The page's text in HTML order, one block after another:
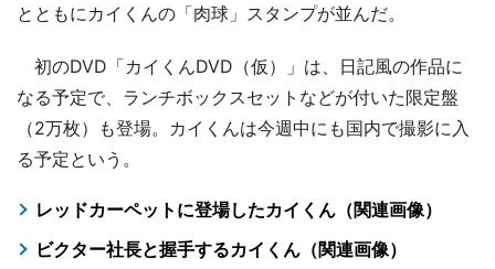
とともにカイくんの「肉球」スタンプが並んだ。
初のDVD「カイくんDVD（仮）」は、日記風の作品に
なる予定で、ランチボックスセットなどが付いた限定盤
（2万枚）も登場。カイくんは今週中にも国内で撮影に入
る予定という。
レッドカーペットに登場したカイくん（関連画像）
ビクター社長と握手するカイくん（関連画像）